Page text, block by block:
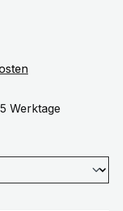
Werktage